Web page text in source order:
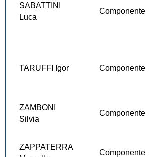
SABATTINI
Luca
Componente
TARUFFI Igor Componente
ZAMBONI
Silvia
Componente
ZAPPATERRA
Componente